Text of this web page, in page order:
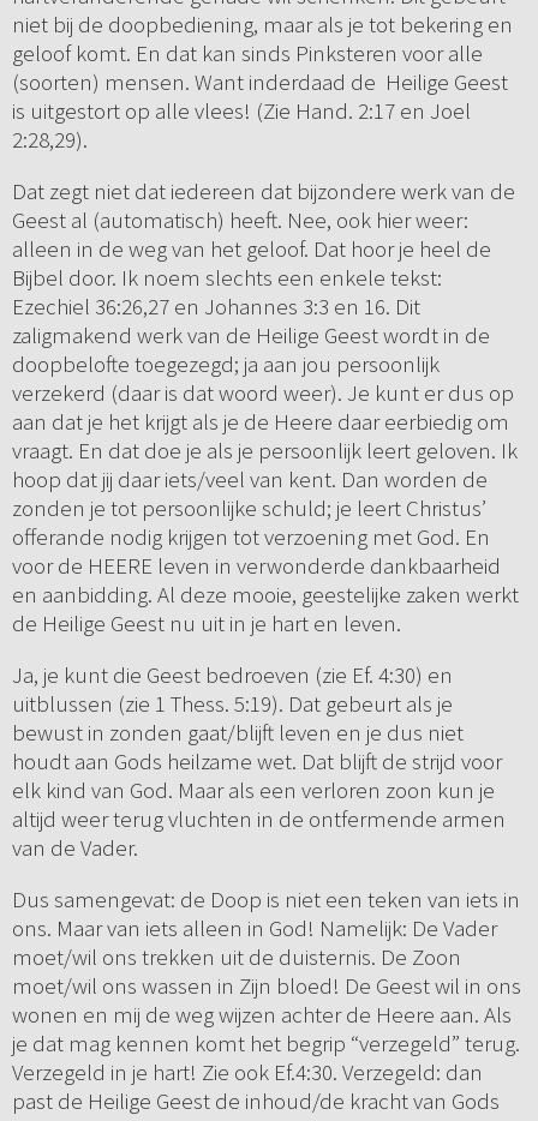
niet bij de doopbediening, maar als je tot bekering en
geloof komt. En dat kan sinds Pinksteren voor alle
(soorten) mensen. Want inderdaad de Heilige Geest
is uitgestort op alle vlees! (Zie Hand. 2:17 en Joel
2:28,29).
Dat zegt niet dat iedereen dat bijzondere werk van de
Geest al (automatisch) heeft. Nee, ook hier weer:
alleen in de weg van het geloof. Dat hoor je heel de
Bijbel door. Ik noem slechts een enkele tekst:
Ezechiel 36:26,27 en Johannes 3:3 en 16. Dit
zaligmakend werk van de Heilige Geest wordt in de
doopbelofte toegezegd; ja aan jou persoonlijk
verzekerd (daar is dat woord weer). Je kunt er dus op
aan dat je het krijgt als je de Heere daar eerbiedig om
vraagt. En dat doe je als je persoonlijk leert geloven. Ik
hoop dat jij daar iets/veel van kent. Dan worden de
zonden je tot persoonlijke schuld; je leert Christus’
offerande nodig krijgen tot verzoening met God. En
voor de HEERE leven in verwonderde dankbaarheid
en aanbidding. Al deze mooie, geestelijke zaken werkt
de Heilige Geest nu uit in je hart en leven.
Ja, je kunt die Geest bedroeven (zie Ef. 4:30) en
uitblussen (zie 1 Thess. 5:19). Dat gebeurt als je
bewust in zonden gaat/blijft leven en je dus niet
houdt aan Gods heilzame wet. Dat blijft de strijd voor
elk kind van God. Maar als een verloren zoon kun je
altijd weer terug vluchten in de ontfermende armen
van de Vader.
Dus samengevat: de Doop is niet een teken van iets in
ons. Maar van iets alleen in God! Namelijk: De Vader
moet/wil ons trekken uit de duisternis. De Zoon
moet/wil ons wassen in Zijn bloed! De Geest wil in ons
wonen en mij de weg wijzen achter de Heere aan. Als
je dat mag kennen komt het begrip “verzegeld” terug.
Verzegeld in je hart! Zie ook Ef.4:30. Verzegeld: dan
past de Heilige Geest de inhoud/de kracht van Gods